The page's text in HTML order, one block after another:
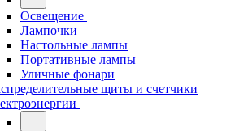
Освещение
Лампочки
Настольные лампы
Портативные лампы
Уличные фонари
щиты и счетчики